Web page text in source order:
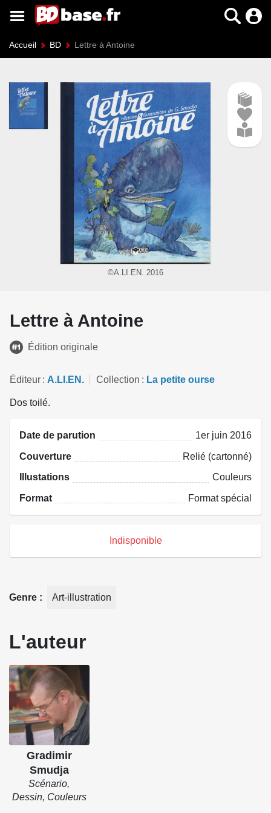
Accueil BD Lettre à Antoine
©A.LI.EN. 2016
Lettre à Antoine
Édition originale
Éditeur A.LI.EN. Collection La petite ourse
Dos toilé.
Date de parution 1er juin 2016
Couverture Relié (cartonné)
Illustations Couleurs
Format Format spécial
Indisponible
Genre Art-illustration
L'auteur
Gradimir
Smudja
Scénario,
Dessin, Couleurs